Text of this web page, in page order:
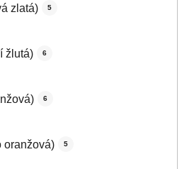
zlatá) 5
žlutá) 6
6
oranžová) 5